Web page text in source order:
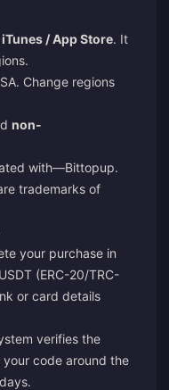
iTunes / App Store. It
Change regions
non-
with—Bittopup.
trademarks of
your purchase in
(ERC-20/TRC-
or card details
verifies the
code around the